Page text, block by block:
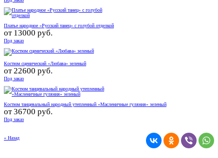
Платье народное «Русский танец» с голубой отделкой
от 13000 руб.
Под заказ
Костюм сценический «Любава» зеленый
от22600 руб.
Под заказ
Костюм танцевальный народный утепленный «Масленичные гуляния» зеленый
от36700 руб.
Под заказ
« Назад